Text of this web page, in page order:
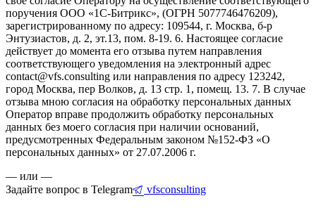
поручения ООО «1С-Битрикс», (ОГРН 5077746476209),
зарегистрированному по адресу: 109544, г. Москва, б-р
Энтузиастов, д. 2, эт.13, пом. 8-19. 6. Настоящее согласие
действует до момента его отзыва путем направления
соответствующего уведомления на электронный адрес
contact@vfs.consulting или направления по адресу 123242,
город Москва, пер Волков, д. 13 стр. 1, помещ. 13. 7. В случае
отзыва мною согласия на обработку персональных данных
Оператор вправе продолжить обработку персональных
данных без моего согласия при наличии оснований,
предусмотренных Федеральным законом №152-ФЗ «О
персональных данных» от 27.07.2006 г.
— или —
Задайте вопрос в Telegram
vfsconsulting